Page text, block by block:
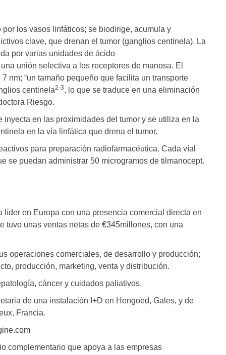
los vasos linfáticos; se biodirige, acumula y
clave, que drenan el tumor (ganglios centinela). La
por varias unidades de ácido
unión selectiva a los receptores de manosa. El
nm; “un tamaño pequeño que facilita un transporte
centinela2-3, lo que se traduce en una eliminación
Riesgo.
inyecta en las proximidades del tumor y se utiliza en la
en la vía linfática que drena el tumor.
para preparación radiofarmacéutica. Cada víal
se puedan administrar 50 microgramos de tilmanocept.
en Europa con una presencia comercial directa en
tuvo unas ventas netas de €345millones, con una
operaciones comerciales, de desarrollo y producción;
producción, marketing, venta y distribución.
cáncer y cuidados paliativos.
de una instalación I+D en Hengoed, Gales, y de
Francia.
complementario que apoya a las empresas